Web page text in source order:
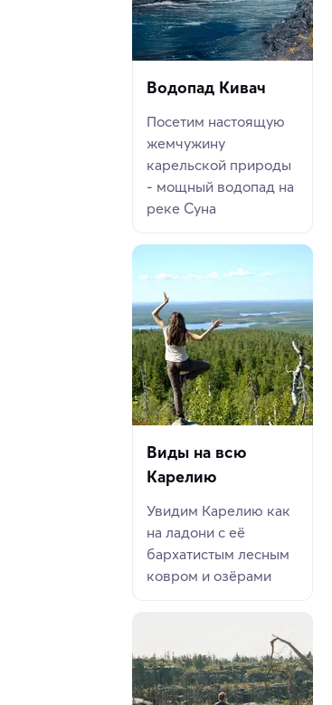
Водопад Кивач
Посетим настоящую
жемчужину
карельской природы
- мощный водопад на
реке Суна
Виды на всю
Карелию
Увидим Карелию как
на ладони с её
бархатистым лесным
ковром и озёрами